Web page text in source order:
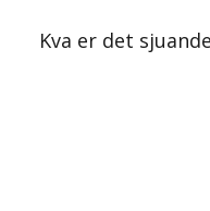
Kva er det